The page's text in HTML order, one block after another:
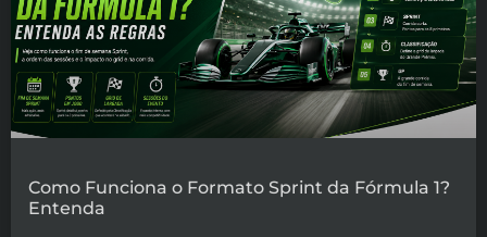
Como Funciona o Formato Sprint da Fórmula 1?
Entenda